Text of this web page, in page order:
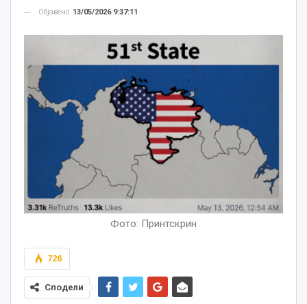
Објавено 13/05/2026 9:37:11
Фото: Принтскрин
726
Сподели